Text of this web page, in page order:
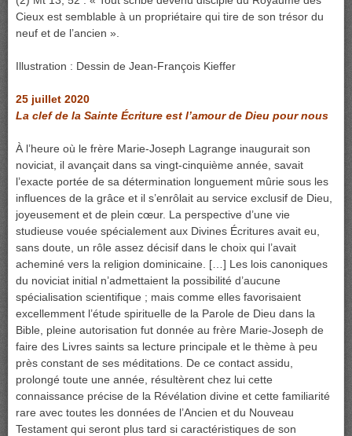
Cieux est semblable à un propriétaire qui tire de son trésor du
neuf et de l’ancien ».
Illustration : Dessin de Jean-François Kieffer
25 juillet 2020
La clef de la Sainte Écriture est l’amour de Dieu pour nous
À l’heure où le frère Marie-Joseph Lagrange inaugurait son
noviciat, il avançait dans sa vingt-cinquième année, savait
l’exacte portée de sa détermination longuement mûrie sous les
influences de la grâce et il s’enrôlait au service exclusif de Dieu,
joyeusement et de plein cœur. La perspective d’une vie
studieuse vouée spécialement aux Divines Écritures avait eu,
sans doute, un rôle assez décisif dans le choix qui l’avait
acheminé vers la religion dominicaine. […] Les lois canoniques
du noviciat initial n’admettaient la possibilité d’aucune
spécialisation scientifique ; mais comme elles favorisaient
excellemment l’étude spirituelle de la Parole de Dieu dans la
Bible, pleine autorisation fut donnée au frère Marie-Joseph de
faire des Livres saints sa lecture principale et le thème à peu
près constant de ses méditations. De ce contact assidu,
prolongé toute une année, résultèrent chez lui cette
connaissance précise de la Révélation divine et cette familiarité
rare avec toutes les données de l’Ancien et du Nouveau
Testament qui seront plus tard si caractéristiques de son